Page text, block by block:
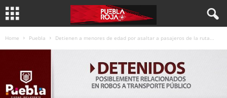
Home Puebla Detienen a menores de edad por asaltar a pasajeros de la ruta...